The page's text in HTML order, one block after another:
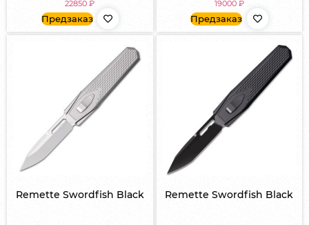
22850₽
Предзаказ
19000 ₽
Предзаказ
Remette Swordfish Black Remette Swordfish Black